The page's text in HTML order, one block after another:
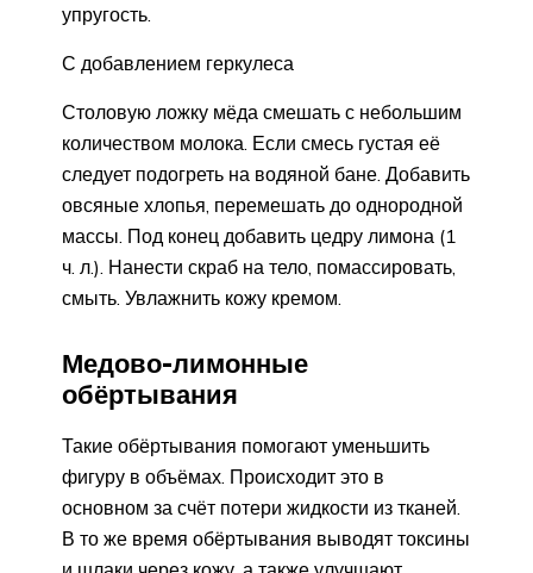
упругость.
С добавлением геркулеса
Столовую ложку мёда смешать с небольшим
количеством молока. Если смесь густая её
следует подогреть на водяной бане. Добавить
овсяные хлопья, перемешать до однородной
массы. Под конец добавить цедру лимона (1
ч. л.). Нанести скраб на тело, помассировать,
смыть. Увлажнить кожу кремом.
Медово-лимонные
обёртывания
Такие обёртывания помогают уменьшить
фигуру в объёмах. Происходит это в
основном за счёт потери жидкости из тканей.
В то же время обёртывания выводят токсины